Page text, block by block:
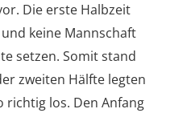
Die erste Halbzeit
keine Mannschaft
setzen. Somit stand
zweiten Hälfte legten
richtig los. Den Anfang